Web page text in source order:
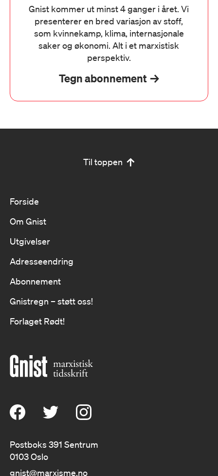
Gnist kommer ut minst 4 ganger i året. Vi
presenterer en bred variasjon av stoff,
som kvinnekamp, klima, internasjonale
saker og økonomi. Alt i et marxistisk
perspektiv.
Tegn abonnement
Til toppen
Forside
Om Gnist
Utgivelser
Adresseendring
Abonnement
Gnistregn – støtt oss!
Forlaget Rødt!
Postboks 391 Sentrum
0103 Oslo
gnist@marxisme.no